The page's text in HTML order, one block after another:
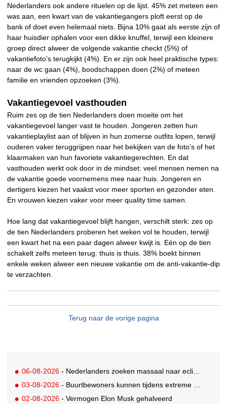
Nederlanders ook andere rituelen op de lijst. 45% zet meteen een
was aan, een kwart van de vakantiegangers ploft eerst op de
bank of doet even helemaal niets. Bijna 10% gaat als eerste zijn of
haar huisdier ophalen voor een dikke knuffel, terwijl een kleinere
groep direct alweer de volgende vakantie checkt (5%) of
vakantiefoto’s terugkijkt (4%). En er zijn ook heel praktische types:
naar de wc gaan (4%), boodschappen doen (2%) of meteen
familie en vrienden opzoeken (3%).
Vakantiegevoel vasthouden
Ruim zes op de tien Nederlanders doen moeite om het
vakantiegevoel langer vast te houden. Jongeren zetten hun
vakantieplaylist aan of blijven in hun zomerse outfits lopen, terwijl
ouderen vaker teruggrijpen naar het bekijken van de foto’s of het
klaarmaken van hun favoriete vakantiegerechten. En dat
vasthouden werkt ook door in de mindset: veel mensen nemen na
de vakantie goede voornemens mee naar huis. Jongeren en
dertigers kiezen het vaakst voor meer sporten en gezonder eten.
En vrouwen kiezen vaker voor meer quality time samen.
Hoe lang dat vakantiegevoel blijft hangen, verschilt sterk: zes op
de tien Nederlanders proberen het weken vol te houden, terwijl
een kwart het na een paar dagen alweer kwijt is. Eén op de tien
schakelt zelfs meteen terug: thuis is thuis. 38% boekt binnen
enkele weken alweer een nieuwe vakantie om de anti-vakantie-dip
te verzachten.
Terug naar de vorige pagina
06-08-2026 - Nederlanders zoeken massaal naar eclipsbrillen op Marktplaats
03-08-2026 - Buurtbewoners kunnen tijdens extreme hitte terecht bij The Social Hub
02-08-2026 - Vermogen Elon Musk gehalveerd